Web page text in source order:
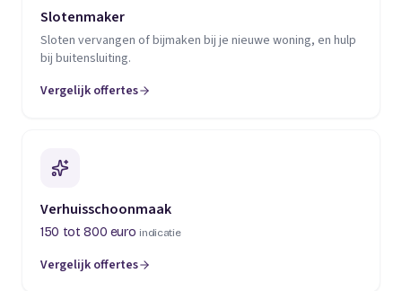
Slotenmaker
Sloten vervangen of bijmaken bij je nieuwe woning, en hulp
bij buitensluiting.
Vergelijk offertes
(opent in een nieuw tabblad)
Verhuisschoonmaak
150 tot 800 euro indicatie
Vergelijk offertes
(opent in een nieuw tabblad)